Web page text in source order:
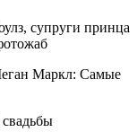
супруги принца